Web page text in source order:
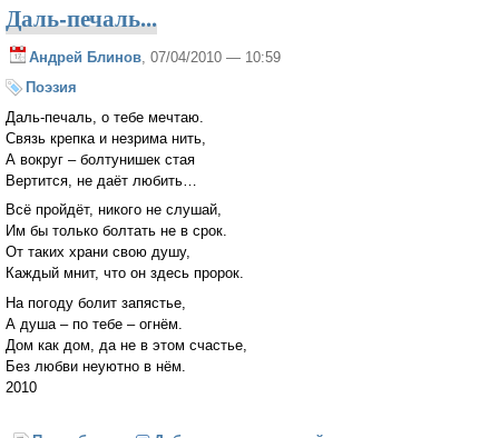
Даль-печаль...
Андрей Блинов, 07/04/2010 — 10:59
Поэзия
Даль-печаль, о тебе мечтаю.
Связь крепка и незрима нить,
А вокруг – болтунишек стая
Вертится, не даёт любить…
Всё пройдёт, никого не слушай,
Им бы только болтать не в срок.
От таких храни свою душу,
Каждый мнит, что он здесь пророк.
На погоду болит запястье,
А душа – по тебе – огнём.
Дом как дом, да не в этом счастье,
Без любви неуютно в нём.
2010